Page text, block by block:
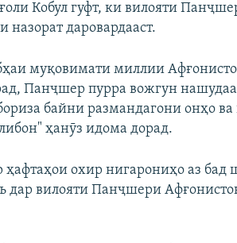
Кобул гуфт, ки вилояти
назорат даровардааст.
муқовимати миллии
Панҷшер пурра вожгун
байни размандагони онҳо ва
ҳанӯз идома дорад.
ҳафтаҳои охир нигарониҳо аз бад
дар вилояти Панҷшери